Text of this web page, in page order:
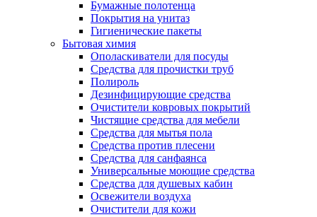
Бумажные полотенца
Покрытия на унитаз
Гигиенические пакеты
Бытовая химия
Ополаскиватели для посуды
Средства для прочистки труб
Полироль
Дезинфицирующие средства
Очистители ковровых покрытий
Чистящие средства для мебели
Средства для мытья пола
Средства против плесени
Средства для санфаянса
Универсальные моющие средства
Средства для душевых кабин
Освежители воздуха
Очистители для кожи